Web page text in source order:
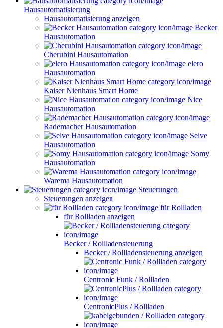
Hausautomatisierung
Hausautomatisierung anzeigen
Becker
Hausautomation
Cherubini Hausautomation
elero
Hausautomation
Kaiser Nienhaus Smart Home
Nice
Hausautomation
Rademacher Hausautomation
Selve
Hausautomation
Somy
Hausautomation
Warema Hausautomation
Steuerungen
Steuerungen anzeigen
für Rollladen
für Rollladen anzeigen
Becker / Rollladensteuerung
Becker / Rollladensteuerung anzeigen
Centronic Funk / Rollladen
CentronicPlus / Rollladen